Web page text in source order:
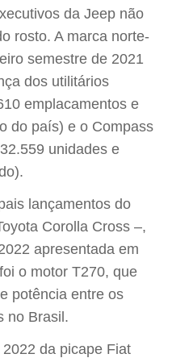
da Jeep não
rosto. A marca norte-
semestre de 2021
dos utilitários
emplacamentos e
do país) e o Compass
unidades e
lançamentos do
Corolla Cross –,
apresentada em
o motor T270, que
potência entre os
no Brasil.
da picape Fiat